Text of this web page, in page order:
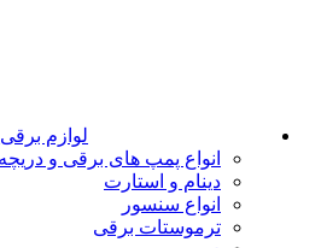
لوازم
انواع پمپ های برقی و دریچه
دینام و استارت
انواع سنسور
ترموستات برقی